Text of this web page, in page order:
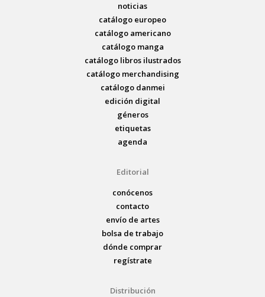
noticias
catálogo europeo
catálogo americano
catálogo manga
catálogo libros ilustrados
catálogo merchandising
catálogo danmei
edición digital
géneros
etiquetas
agenda
Editorial
conócenos
contacto
envío de artes
bolsa de trabajo
dónde comprar
regístrate
Distribución